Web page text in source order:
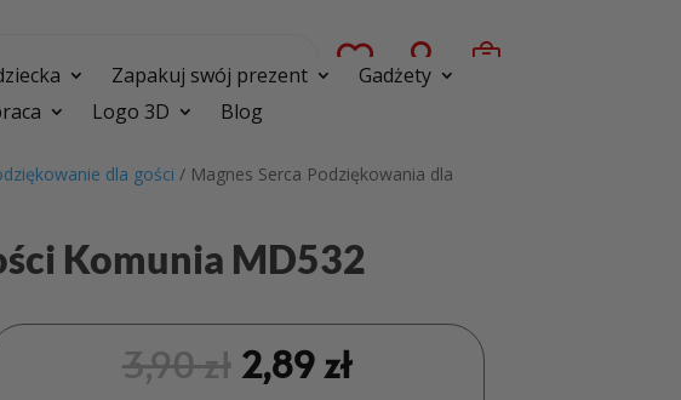
  
Zapakuj swój prezent
Gadżety
Logo 3D Blog
dla gości / Magnes Serca Podziękowania dla
Komunia MD532
3,90zł 2,89zł